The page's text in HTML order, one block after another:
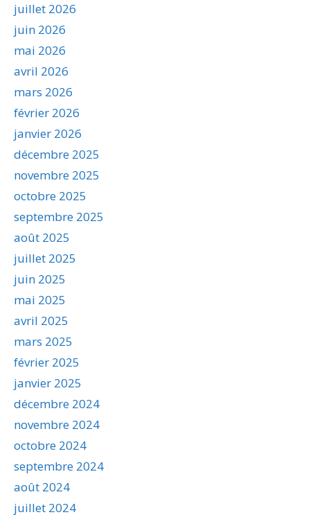
juillet 2026
juin 2026
mai 2026
avril 2026
mars 2026
février 2026
janvier 2026
décembre 2025
novembre 2025
octobre 2025
septembre 2025
août 2025
juillet 2025
juin 2025
mai 2025
avril 2025
mars 2025
février 2025
janvier 2025
décembre 2024
novembre 2024
octobre 2024
septembre 2024
août 2024
juillet 2024